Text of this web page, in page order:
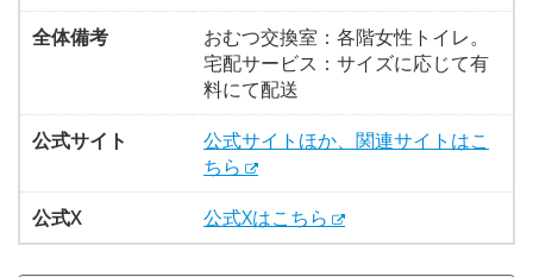
全体備考
おむつ交換室：各階女性トイレ。
宅配サービス：サイズに応じて有
料にて配送
公式サイト
公式サイトほか、関連サイトはこ
ちら
公式X
公式Xはこちら